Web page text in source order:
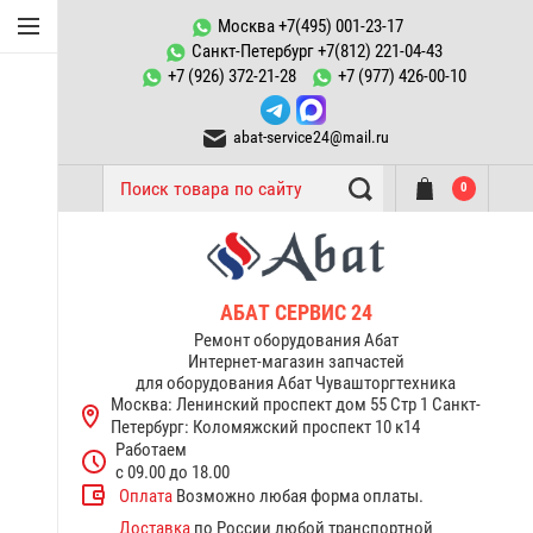
Конфорки Abat
Запчасти к
пароконвектоматам ПКА
Запчасти тестомесов ТМС
Переключатели, пускатели
Запчасти к котлам
пищеварочным КПЭМ Abat
Запчасти к электрическим
плитам Abat
Терморегуляторы
термостаты Abat
Москва +7(495) 001-23-17
Санкт-Петербург +7(812) 221-04-43
+7 (926) 372-21-28
+7 (977) 426-00-10
abat-service24@mail.ru
0
АБАТ СЕРВИС 24
Ремонт оборудования Абат
Интернет-магазин запчастей
для оборудования Абат Чувашторгтехника
Москва: Ленинский проспект дом 55 Стр 1 Санкт-
Петербург: Коломяжский проспект 10 к14
Работаем
с 09.00 до 18.00
Оплата Возможно любая форма оплаты.
Доставка по России любой транспортной